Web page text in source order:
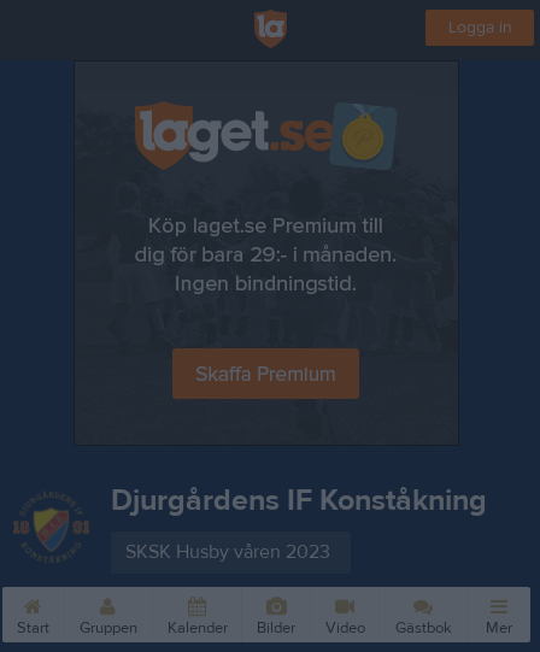
Logga in
Djurgårdens IF Konståkning
SKSK Husby våren 2023
Start Gruppen Kalender Bilder Video Gästbok Mer